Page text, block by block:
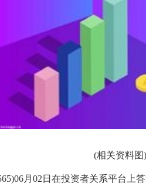
(相关资料图)
月02日在投资者关系平台上